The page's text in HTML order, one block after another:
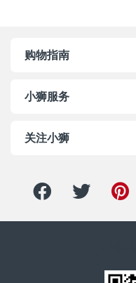
购物指南
小狮服务
关注小狮